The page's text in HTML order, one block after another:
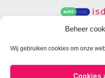
Beheer
Wij gebruiken cookies om onze
Cookies